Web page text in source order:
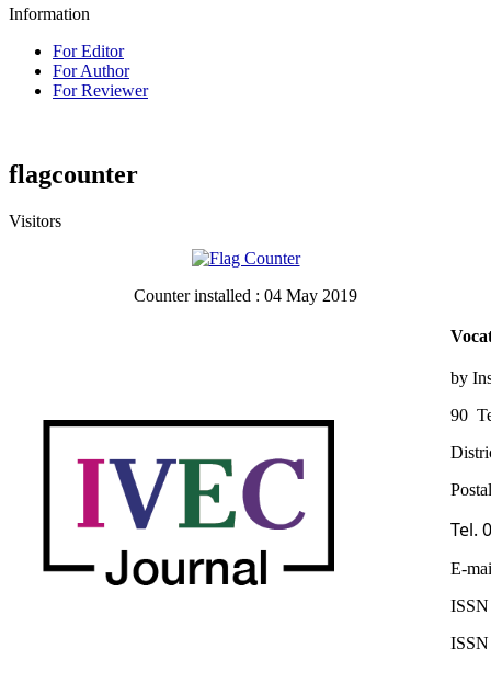
Information
For Editor
For Author
For Reviewer
flagcounter
Visitors
Counter installed : 04 May 2019
by
90
Tel.
E-